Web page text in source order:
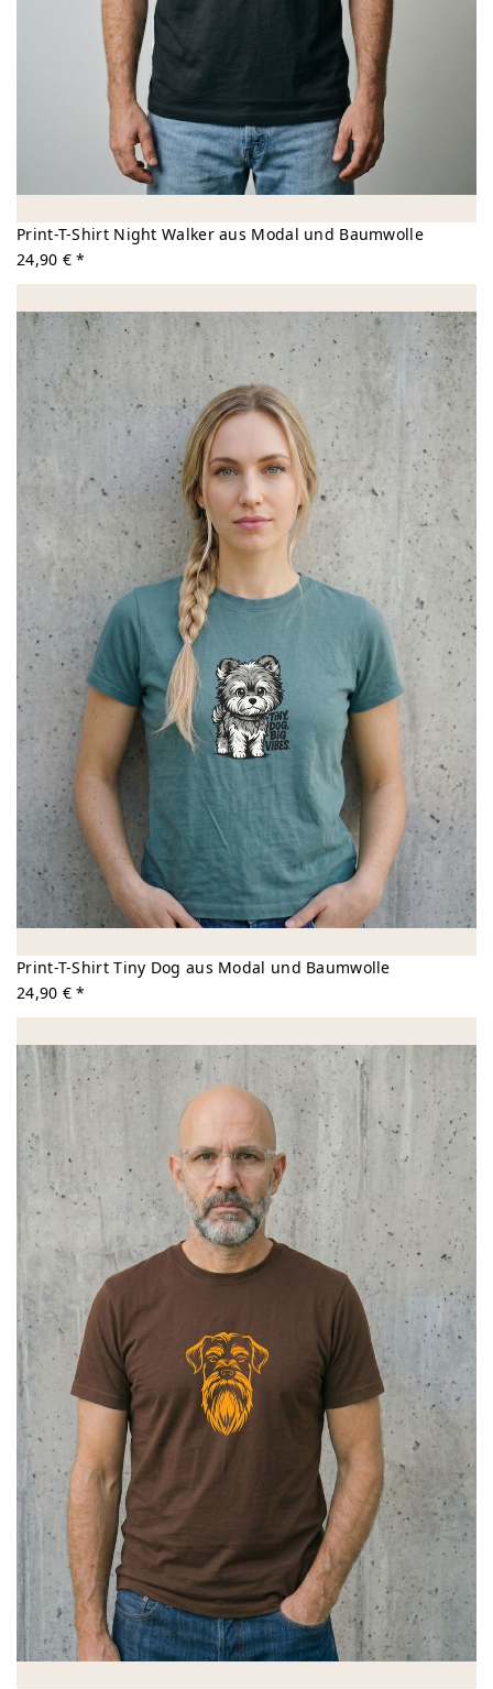
Print-T-Shirt Night Walker aus Modal und Baumwolle
24,90 € *
Print-T-Shirt Tiny Dog aus Modal und Baumwolle
24,90 € *